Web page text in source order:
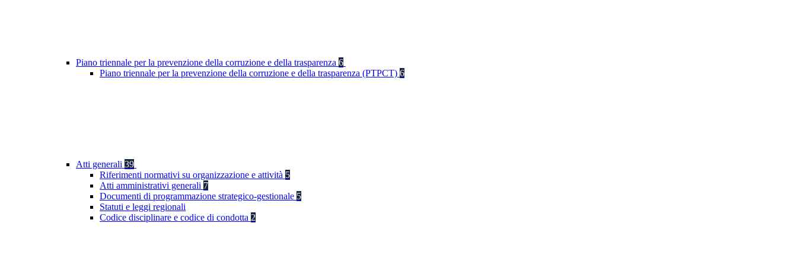
Piano triennale per la prevenzione della corruzione e della trasparenza 6
Piano triennale per la prevenzione della corruzione e della trasparenza (PTPCT) 6
Atti generali 39
Riferimenti normativi su organizzazione e attività 5
Atti amministrativi generali 7
Documenti di programmazione strategico-gestionale 5
Statuti e leggi regionali
Codice disciplinare e codice di condotta 2